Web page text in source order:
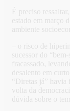
É preciso
estado em março
ambiente
– o risco de
sucessor do
fracassado,
desalento em
“Diretas já” havia
volta da
dúvida sobre o